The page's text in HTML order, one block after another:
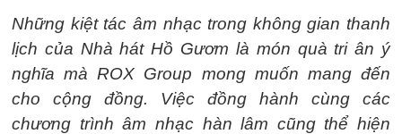
Những kiệt tác âm nhạc trong không gian thanh
lịch của Nhà hát Hồ Gươm là món quà tri ân ý
nghĩa mà ROX Group mong muốn mang đến
cho cộng đồng. Việc đồng hành cùng các
chương trình âm nhạc hàn lâm cũng thể hiện